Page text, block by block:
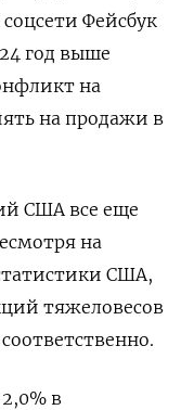
Фейсбук
год выше
на
на продажи в
США все еще
на
США,
тяжеловесов
в